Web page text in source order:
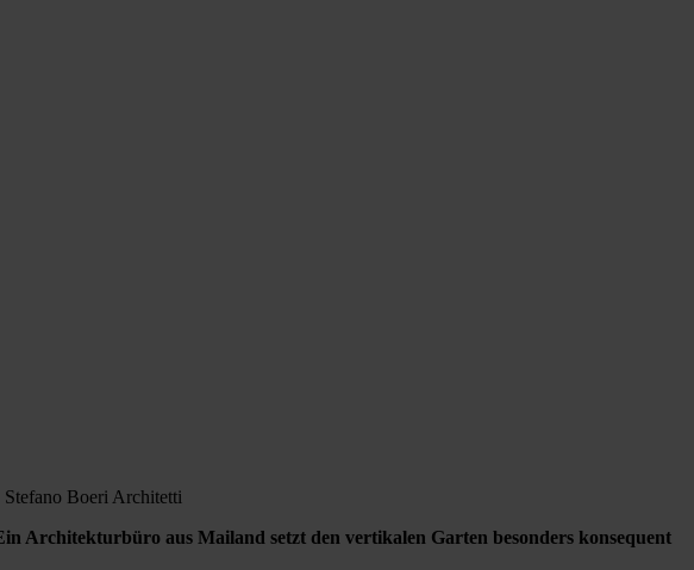
Stefano Boeri Architetti
Architekturbüro aus Mailand setzt den vertikalen Garten besonders konsequent